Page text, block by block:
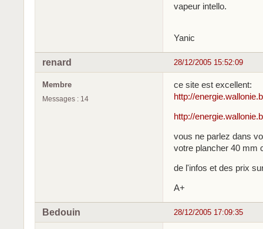
vapeur intello.
Yanic
28/12/2005 15:52:09
renard
Membre
Messages : 14
ce site est excellent:
http://
http://
vous ne parlez dans
votre plancher 40 mm
de l'infos et des prix
A+
28/12/2005 17:09:35
Bedouin